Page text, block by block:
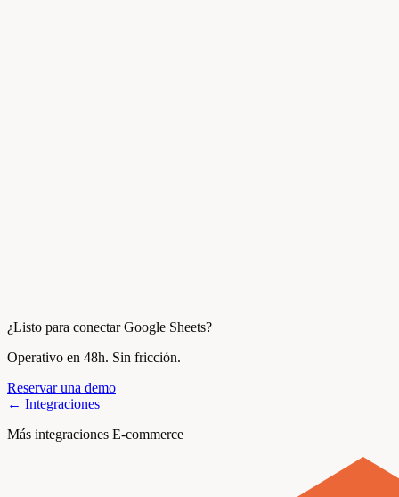
¿Listo para conectar Google Sheets?
Operativo en 48h. Sin fricción.
Reservar una demo
← Integraciones
Más integraciones E-commerce